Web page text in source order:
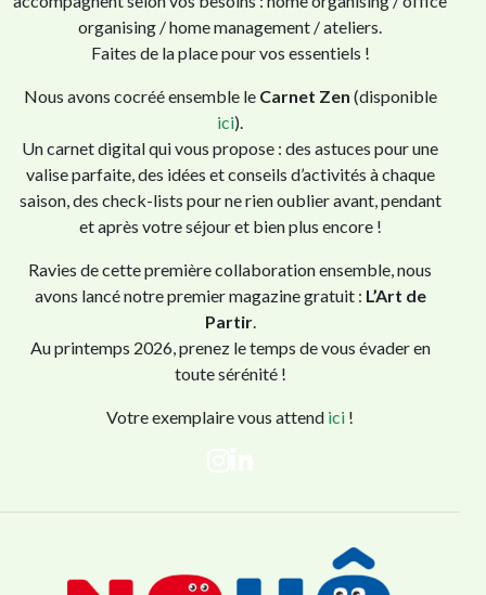
organising / home management / ateliers.
Faites de la place pour vos essentiels !
Nous avons cocréé ensemble le Carnet Zen (disponible
ici).
Un carnet digital qui vous propose : des astuces pour une
valise parfaite, des idées et conseils d’activités à chaque
saison, des check-lists pour ne rien oublier avant, pendant
et après votre séjour et bien plus encore !
Ravies de cette première collaboration ensemble, nous
avons lancé notre premier magazine gratuit : L’Art de
Partir.
Au printemps 2026, prenez le temps de vous évader en
toute sérénité !
Votre exemplaire vous attend ici !